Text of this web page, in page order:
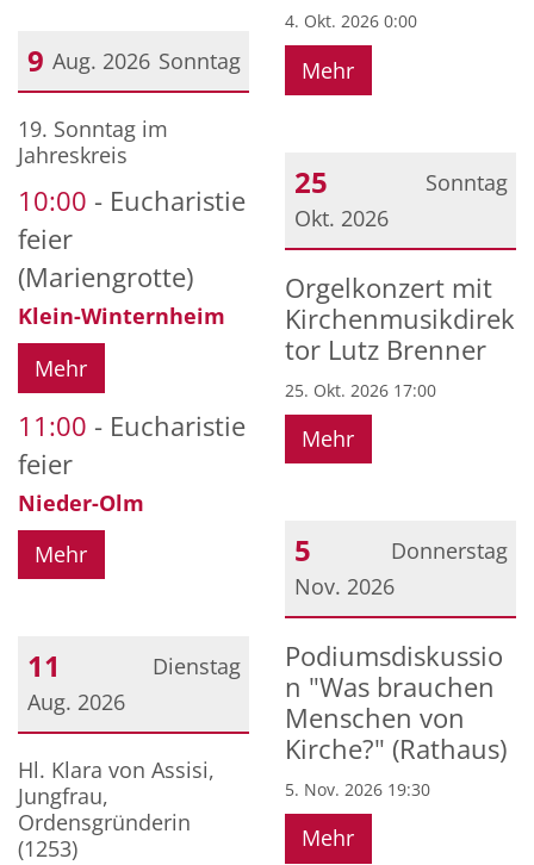
Sonntag
9 Aug. 2026
Datum: 9. August 2026
19. Sonntag im
Jahreskreis
10:00
Eucharistie
feier
(Mariengrotte)
Klein-Winternheim
Mehr
11:00
Eucharistie
feier
Nieder-Olm
Mehr
Dienstag
11
Aug. 2026
Datum: 11. August 2026
Hl. Klara von Assisi,
Jungfrau,
Ordensgründerin
(1253)
4. Okt. 2026 0:00
Mehr
Sonntag
25
Okt. 2026
Datum: 25. Oktober 2026
Orgelkonzert mit
Kirchenmusikdirek
tor Lutz Brenner
25. Okt. 2026 17:00
Mehr
Donnerstag
5
Nov. 2026
Datum: 5. November
Podiumsdiskussio
n "Was brauchen
Menschen von
Kirche?" (Rathaus)
5. Nov. 2026 19:30
Mehr